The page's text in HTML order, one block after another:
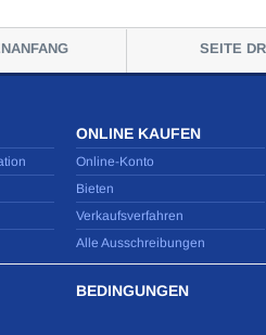
SEITE
ONLINE KAUFEN
Online-Konto
Bieten
Verkaufsverfahren
Alle Ausschreibungen
BEDINGUNGEN